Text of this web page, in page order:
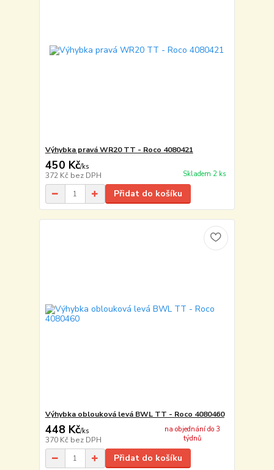
Výhybka pravá WR20 TT - Roco 4080421
450 Kč/ks
372 Kč bez DPH Skladem 2 ks
Přidat do košíku
Výhybka oblouková levá BWL TT - Roco 4080460
448 Kč/ks
370 Kč bez DPH
na objednání do 3
týdnů
Přidat do košíku